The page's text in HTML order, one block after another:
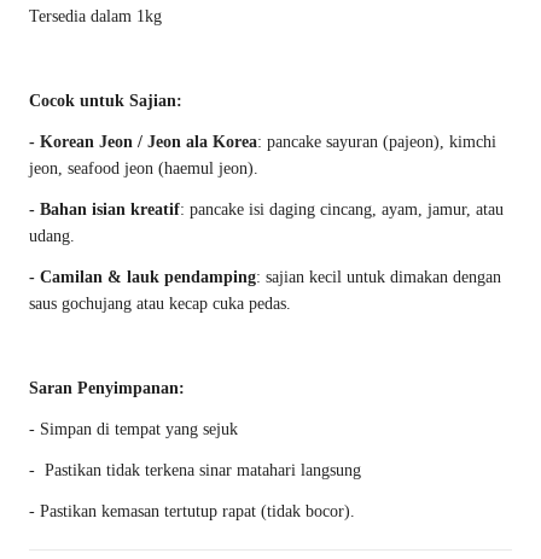
Tersedia dalam 1kg
Cocok untuk Sajian:
- Korean Jeon / Jeon ala Korea: pancake sayuran (pajeon), kimchi
jeon, seafood jeon (haemul jeon).
- Bahan isian kreatif: pancake isi daging cincang, ayam, jamur, atau
udang.
- Camilan & lauk pendamping: sajian kecil untuk dimakan dengan
saus gochujang atau kecap cuka pedas.
Saran Penyimpanan:
- Simpan di tempat yang sejuk
- Pastikan tidak terkena sinar matahari langsung
- Pastikan kemasan tertutup rapat (tidak bocor).